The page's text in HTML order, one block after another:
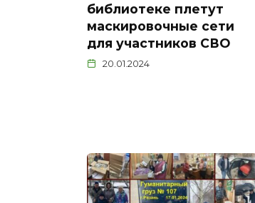
библиотеке плетут
маскировочные сети
для участников СВО
20.01.2024